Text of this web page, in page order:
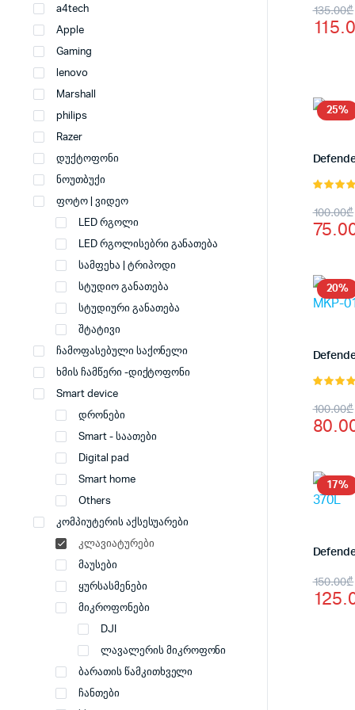
135.00₾
price
price
25%
დან
100.00₾
price
price
20%
დან
100.00₾
price
price
17%
150.00₾
price
price
a4tech
Apple
Gaming
lenovo
Marshall
philips
Razer
დუქტოფონი
ნოუთბუქი
ფოტო | ვიდეო
LED რგოლი
LED რგოლისებრი განათება
სამფეხა | ტრიპოდი
სტუდიო განათება
სტუდიური განათება
შტატივი
ჩამოფასებული საქონელი
ხმის ჩამწერი -დიქტოფონი
Smart device
დრონები
Smart - საათები
Digital pad
Smart home
Others
კომპიუტერის აქსესუარები
კლავიატურები
მაუსები
ყურსასმენები
მიკროფონები
DJI
ლავალერის მიკროფონი
ბარათის წამკითხველი
ჩანთები